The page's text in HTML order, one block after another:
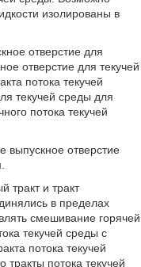
изолированы в
отверстие для
отверстие для текучей
потока текучей
текучей среды для
потока текучей
выпускное отверстие
тракт и тракт
в пределах
смешивание горячей
текучей среды с
потока текучей
потока текучей